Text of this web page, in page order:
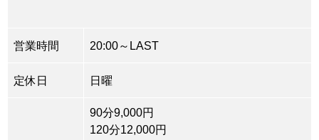
営業時間 20:00～LAST
定休日 日曜
90分9,000円
120分12,000円